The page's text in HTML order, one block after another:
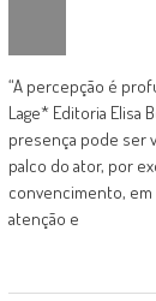
“A percepção é
Lage* Editoria Elisa
presença pode ser
palco do ator, por
convencimento,
atenção e